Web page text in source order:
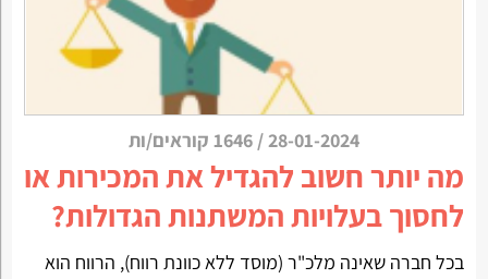
28-01-2024
/ 1646 קוראים/ות
מה יותר חשוב להגדיל את המכירות או
לחסוך בעלויות המשתנות הגדולות?
בכל חברה שאינה מלכ"ר (מוסד ללא כוונת רווח), הרווח הוא